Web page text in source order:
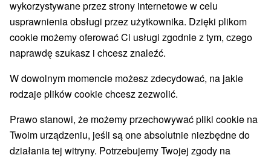
wykorzystywane przez strony internetowe w celu
usprawnienia obsługi przez użytkownika. Dzięki plikom
cookie możemy oferować Ci usługi zgodnie z tym, czego
naprawdę szukasz i chcesz znaleźć.
W dowolnym momencie możesz zdecydować, na jakie
rodzaje plików cookie chcesz zezwolić.
Prawo stanowi, że możemy przechowywać pliki cookie na
Twoim urządzeniu, jeśli są one absolutnie niezbędne do
działania tej witryny. Potrzebujemy Twojej zgody na